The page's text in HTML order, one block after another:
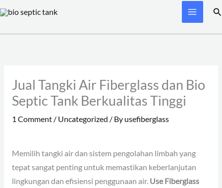
Skip
content
Jual Tangki Air Fiberglass dan Bio
Septic Tank Berkualitas Tinggi
1 Comment / Uncategorized / By usefiberglass
Memilih tangki air dan sistem pengolahan limbah yang
tepat sangat penting untuk memastikan keberlanjutan
lingkungan dan efisiensi penggunaan air. Use Fiberglass